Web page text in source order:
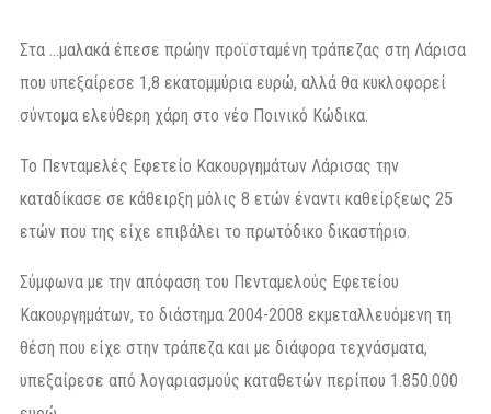
Στα …μαλακά έπεσε πρώην προϊσταμένη τράπεζας στη Λάρισα
που υπεξαίρεσε 1,8 εκατομμύρια ευρώ, αλλά θα κυκλοφορεί
σύντομα ελεύθερη χάρη στο νέο Ποινικό Κώδικα.
Το Πενταμελές Εφετείο Κακουργημάτων Λάρισας την
καταδίκασε σε κάθειρξη μόλις 8 ετών έναντι καθείρξεως 25
ετών που της είχε επιβάλει το πρωτόδικο δικαστήριο.
Σύμφωνα με την απόφαση του Πενταμελούς Εφετείου
Κακουργημάτων, το διάστημα 2004-2008 εκμεταλλευόμενη τη
θέση που είχε στην τράπεζα και με διάφορα τεχνάσματα,
υπεξαίρεσε από λογαριασμούς καταθετών περίπου 1.850.000